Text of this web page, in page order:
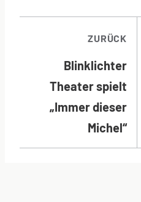
ZURÜCK
Blinklichter
Theater spielt
„Immer dieser
Michel“